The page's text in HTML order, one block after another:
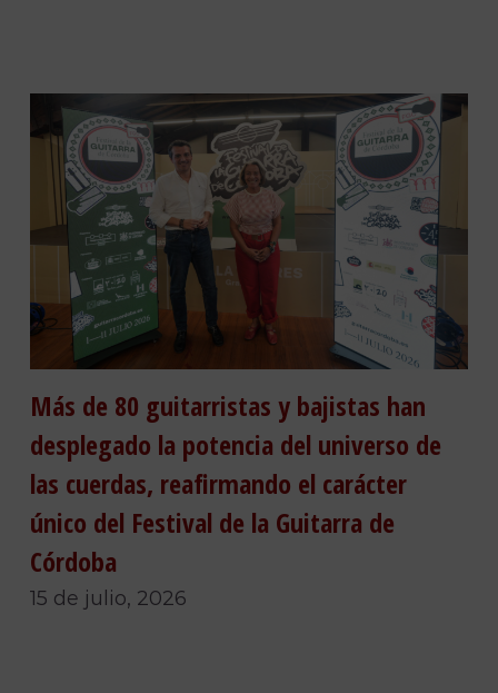
Más de 80 guitarristas y bajistas han
desplegado la potencia del universo de
las cuerdas, reafirmando el carácter
único del Festival de la Guitarra de
Córdoba
15 de julio, 2026